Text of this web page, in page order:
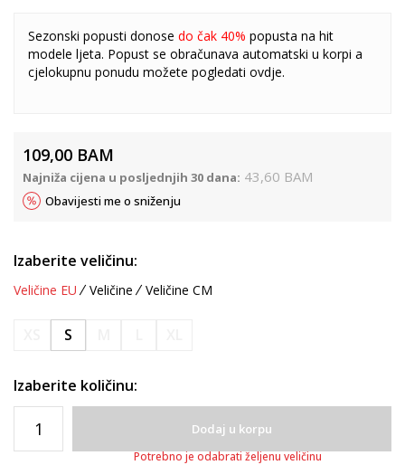
Sezonski popusti donose do čak 40% popusta na hit
modele ljeta. Popust se obračunava automatski u korpi a
cjelokupnu ponudu možete pogledati ovdje.
109,00 BAM
Najniža cijena u posljednjih 30 dana: 43,60 BAM
Obavijesti me o sniženju
Izaberite veličinu:
Veličine EU Veličine Veličine CM
S
Izaberite količinu:
Dodaj u korpu
Potrebno je odabrati željenu veličinu